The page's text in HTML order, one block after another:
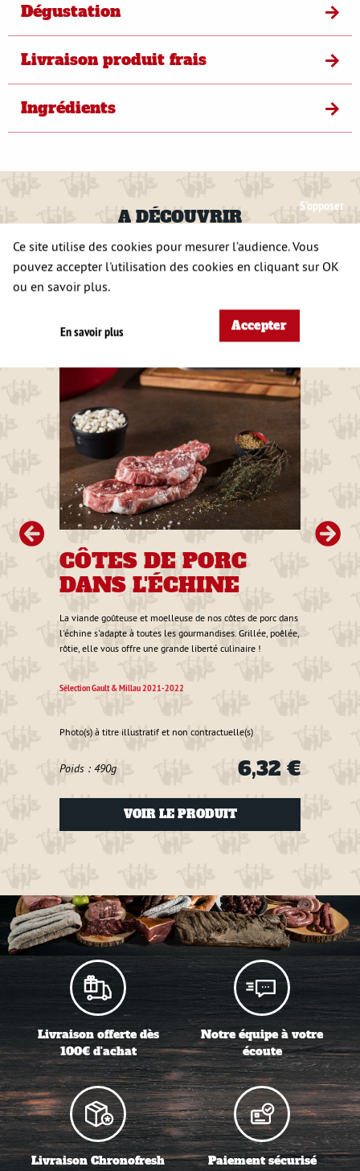
Dégustation
Livraison produit frais
Ingrédients
A DÉCOUVRIR
ÉGALEMENT
€
CÔTES DE PORC
DANS L'ÉCHINE
La viande goûteuse et moelleuse de nos côtes de porc dans
l'échine s'adapte à toutes les gourmandises. Grillée, poêlée,
rôtie, elle vous offre une grande liberté culinaire !
Sélection Gault & Millau 2021-2022
Photo(s) à titre illustratif et non contractuelle(s)
Poids : 490g 6,32 €
VOIR LE PRODUIT
Livraison offerte dès
100€ d'achat
Notre équipe à votre
écoute
Livraison Chronofresh Paiement sécurisé
Ce site utilise des cookies pour mesurer l’audience. Vous
pouvez accepter l'utilisation des cookies en cliquant sur OK
ou en savoir plus.
En savoir plus Accepter
S'opposer